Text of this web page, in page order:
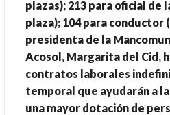
plazas); 213 para oficial
plaza); 104 para conductor
presidenta de la
Acosol, Margarita del Cid,
contratos laborales
temporal que ayudarán a
una mayor dotación de